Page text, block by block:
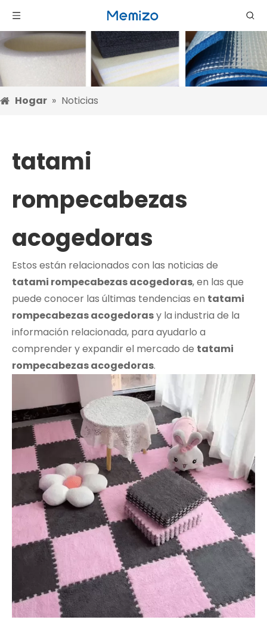
Hogar » Noticias
tatami
rompecabezas
acogedoras
Estos están relacionados con las noticias de
tatami rompecabezas acogedoras, en las que
puede conocer las últimas tendencias en tatami
rompecabezas acogedorasy la industria de la
información relacionada, para ayudarlo a
comprender y expandir el mercado de tatami
rompecabezas acogedoras.